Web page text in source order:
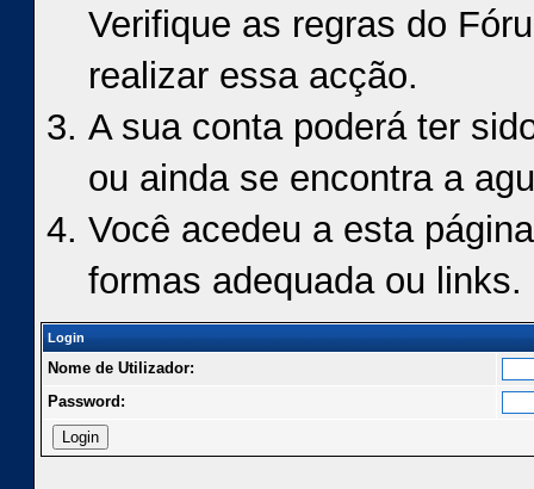
Verifique as regras do
realizar essa acção.
A sua conta poderá ter
ou ainda se encontra a
Você acedeu a esta
formas adequada ou links.
Login
Nome de Utilizador:
Password: